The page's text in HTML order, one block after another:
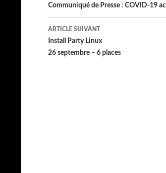
des
articles
Communiqué de Presse : COVID-19
ARTICLE SUIVANT
Install Party Linux
26 septembre – 6 places